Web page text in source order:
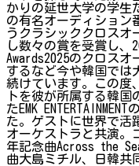
かりの延世大学の学生
の有名オーディション
うクラシッククロスオ
し数々の賞を受賞し、
Awards2025のクロス
するなど今や韓国では
続けています。この度
トを彼が所属する韓
たEMK
た。ゲストに世界で活
オーケストラと共演。
年記念曲Across the
曲大島ミチル、日韓共